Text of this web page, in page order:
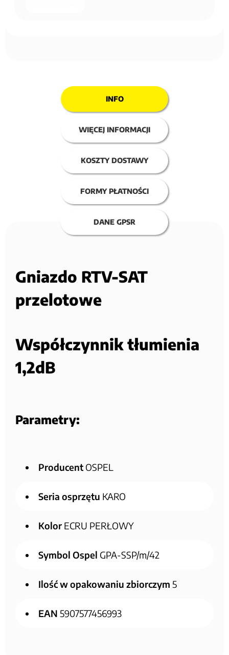
INFO
WIĘCEJ INFORMACJI
KOSZTY DOSTAWY
FORMY PŁATNOŚCI
DANE GPSR
Gniazdo RTV-SAT
przelotowe
Współczynnik tłumienia
1,2dB
Parametry:
Producent OSPEL
Seria osprzętu KARO
Kolor ECRU PERŁOWY
Symbol Ospel GPA-SSP/m/42
Ilość w opakowaniu zbiorczym 5
EAN 5907577456993